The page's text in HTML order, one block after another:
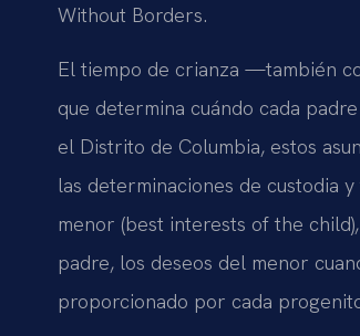
Without Borders.
El tiempo de crianza —también
que determina cuándo cada
el Distrito de Columbia, estos
las determinaciones de custodia
menor (best interests of the
padre, los deseos del menor
proporcionado por cada